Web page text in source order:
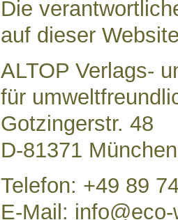
Die
auf dieser
ALTOP Verlags-
für
Gotzingerstr. 48
D-81371 München
Telefon: +49 89
E-Mail: